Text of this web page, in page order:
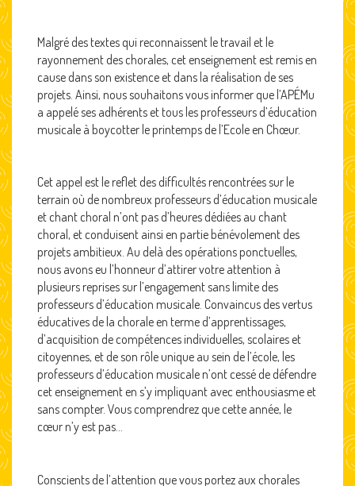
Malgré des textes qui reconnaissent le travail et le
rayonnement des chorales, cet enseignement est remis en
cause dans son existence et dans la réalisation de ses
projets. Ainsi, nous souhaitons vous informer que l’APÉMu
a appelé ses adhérents et tous les professeurs d’éducation
musicale à boycotter le printemps de l’Ecole en Chœur.
Cet appel est le reflet des difficultés rencontrées sur le
terrain où de nombreux professeurs d’éducation musicale
et chant choral n’ont pas d’heures dédiées au chant
choral, et conduisent ainsi en partie bénévolement des
projets ambitieux. Au delà des opérations ponctuelles,
nous avons eu l’honneur d’attirer votre attention à
plusieurs reprises sur l’engagement sans limite des
professeurs d’éducation musicale. Convaincus des vertus
éducatives de la chorale en terme d’apprentissages,
d’acquisition de compétences individuelles, scolaires et
citoyennes, et de son rôle unique au sein de l’école, les
professeurs d’éducation musicale n’ont cessé de défendre
cet enseignement en s’y impliquant avec enthousiasme et
sans compter. Vous comprendrez que cette année, le
cœur n’y est pas…
Conscients de l’attention que vous portez aux chorales